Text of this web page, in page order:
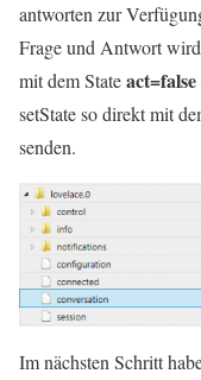
antworten zur
Frage und Antwort
mit dem Stateact=false
setState so direkt mit
senden.
Im nächsten Schritt